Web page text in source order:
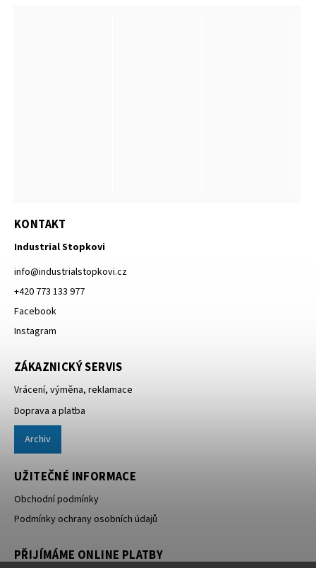
KONTAKT
Industrial Stopkovi
info@industrialstopkovi.cz
+420 773 133 977
Facebook
Instagram
ZÁKAZNICKÝ SERVIS
Vrácení, výměna, reklamace
Doprava a platba
Archiv
UŽITEČNÉ INFORMACE
Obchodní podmínky
Podmínky ochrany osobních údajů
PŘIJÍMÁME ONLINE PLATBY